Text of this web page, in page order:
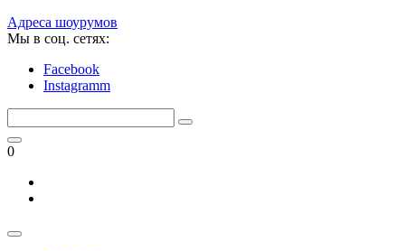
Адреса шоурумов
Мы в соц. сетях:
Facebook
Instagramm
0